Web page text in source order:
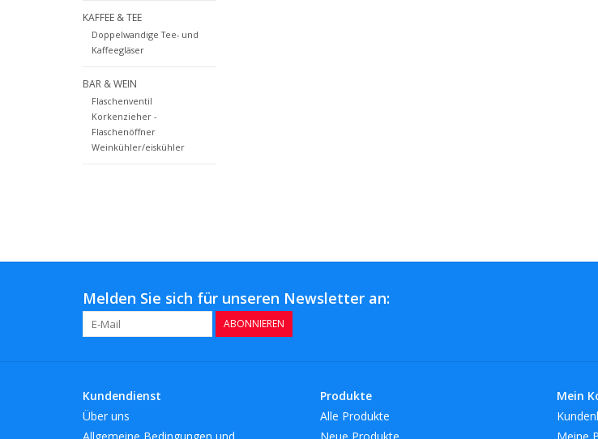
KAFFEE & TEE
Doppelwandige Tee- und
Kaffeegläser
BAR & WEIN
Flaschenventil
Korkenzieher -
Flaschenöffner
Weinkühler/eiskühler
Melden Sie sich für unseren Newsletter an:
ABONNIEREN
Kundendienst
Über uns
Produkte
Alle Produkte
Mein